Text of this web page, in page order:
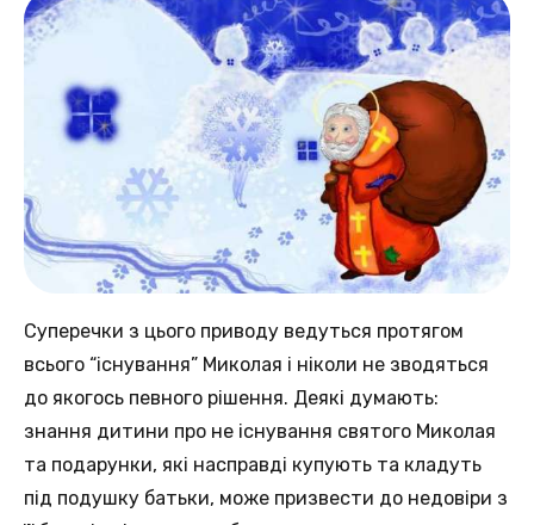
Суперечки з цього приводу ведуться протягом
всього “існування” Миколая і ніколи не зводяться
до якогось певного рішення. Деякі думають:
знання дитини про не існування святого Миколая
та подарунки, які насправді купують та кладуть
під подушку батьки, може призвести до недовіри з